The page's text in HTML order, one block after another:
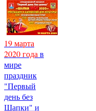
19 марта
2020 года в
мире
праздник
"Первый
день без
Шапки" и